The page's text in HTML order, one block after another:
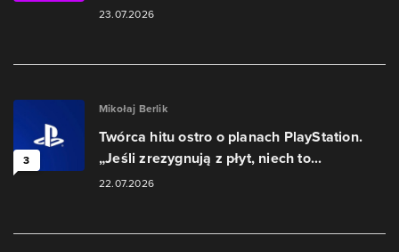
23.07.2026
3
Mikołaj Berlik
Twórca hitu ostro o planach PlayStation.
„Jeśli zrezygnują z płyt, niech to...
22.07.2026